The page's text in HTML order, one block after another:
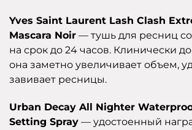
Yves Saint Laurent Lash Clash
Mascara Noir — тушь для ресниц
на срок до 24 часов. Клинически
она заметно увеличивает объем,
завивает ресницы.
Urban Decay All Nighter
Setting Spray — удостоенный